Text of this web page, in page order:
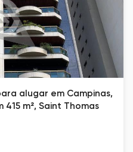
alugar em Campinas,
m², Saint Thomas